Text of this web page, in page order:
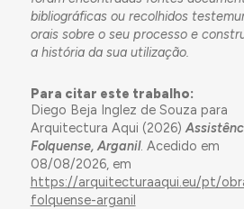
bibliográficas ou recolhidos
orais sobre o seu processo e
a história da sua utilização.
Para citar este trabalho:
Diego Beja Inglez de Souza para
Arquitectura Aqui (2026)
Folquense, Arganil. Acedido em
08/08/2026, em
https://arquitecturaaqui.eu/pt/
folquense-arganil